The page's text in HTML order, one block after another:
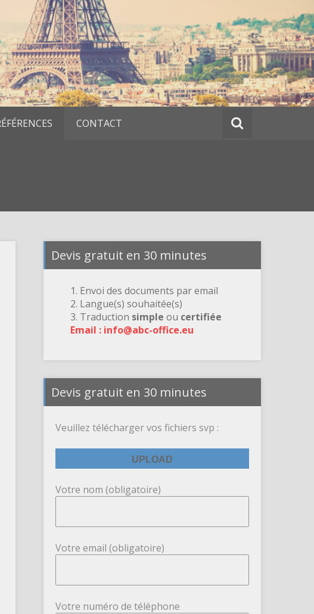
CONTACT
Devis gratuit en 30 minutes
1. Envoi des documents par email
2. Langue(s) souhaitée(s)
3. Traduction simple ou certifiée
Email : info@abc-office.eu
Devis gratuit en 30 minutes
Veuillez télécharger vos fichiers svp :
Votre nom (obligatoire)
Votre email (obligatoire)
Votre numéro de téléphone